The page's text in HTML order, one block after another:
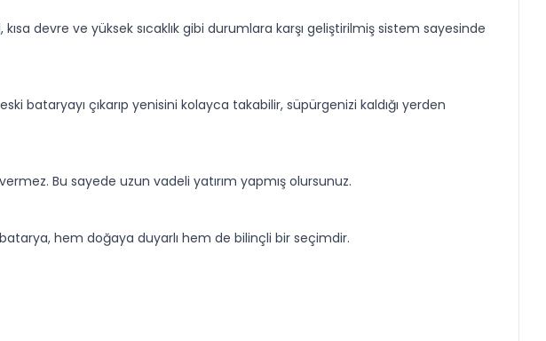
kısa devre ve yüksek sıcaklık gibi durumlara karşı geliştirilmiş sistem sayesinde
bataryayı çıkarıp yenisini kolayca takabilir, süpürgenizi kaldığı yerden
Bu sayede uzun vadeli yatırım yapmış olursunuz.
hem doğaya duyarlı hem de bilinçli bir seçimdir.